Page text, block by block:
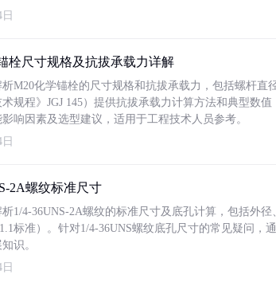
栓尺寸规格及抗拔承载力详解
M20化学锚栓的尺寸规格和抗拔承载力，包括螺杆
规程》JGJ 145）提供抗拔承载力计算方法和典型数
响因素及选型建议，适用于工程技术人员参考。
2A螺纹标准尺寸
1/4-36UNS-2A螺纹的标准尺寸及底孔计算，包括外
标准）。针对1/4-36UNS螺纹底孔尺寸的常见疑问
识。